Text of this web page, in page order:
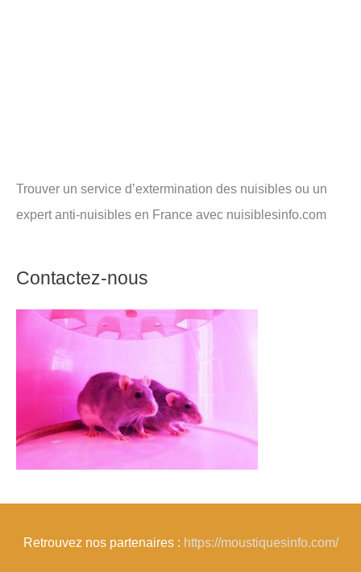
Trouver un service d’extermination des nuisibles ou un
expert anti-nuisibles en France avec nuisiblesinfo.com
Contactez-nous
Retrouvez nos partenaires : https://moustiquesinfo.com/